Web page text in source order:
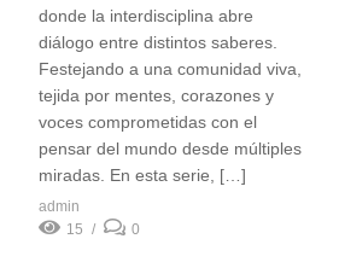
donde la interdisciplina abre
diálogo entre distintos saberes.
Festejando a una comunidad viva,
tejida por mentes, corazones y
voces comprometidas con el
pensar del mundo desde múltiples
miradas. En esta serie, […]
admin
15
0